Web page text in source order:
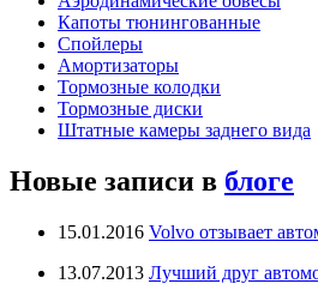
Капоты тюнингованные
Спойлеры
Амортизаторы
Тормозные колодки
Тормозные диски
Штатные камеры заднего вида
Новые записи в блоге
15.01.2016 Volvo отзывает
13.07.2013 Лучший друг